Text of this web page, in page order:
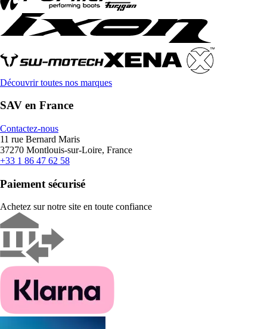
Découvrir toutes nos marques
SAV en France
Contactez-nous
11 rue Bernard Maris
37270 Montlouis-sur-Loire, France
+33 1 86 47 62 58
Paiement sécurisé
Achetez sur notre site en toute confiance